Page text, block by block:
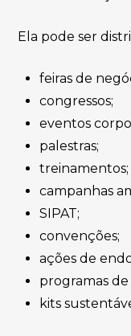
Ela pode ser
feiras de
congressos;
eventos
palestras;
treinamentos;
campanhas
SIPAT;
convenções;
ações de
programas de
kits